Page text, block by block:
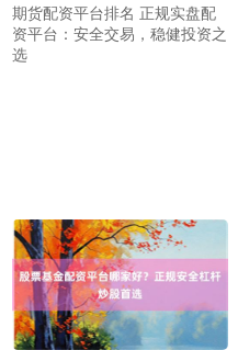
期货配资平台排名 正规实盘配
资平台：安全交易，稳健投资之
选